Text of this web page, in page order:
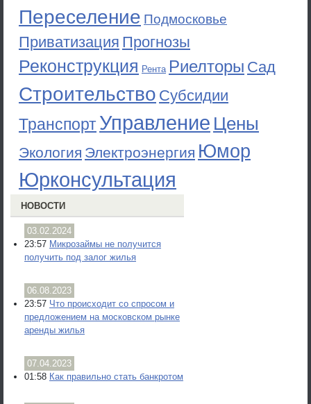
Переселение Подмосковье
Приватизация Прогнозы
Реконструкция Рента Риелторы Сад
Строительство Субсидии
ТранспортУправление Цены
Экология Электроэнергия Юмор
Юрконсультация
НОВОСТИ
03.02.2024
23:57 Микрозаймы не получится
получить под залог жилья
06.08.2023
23:57 Что происходит со спросом и
предложением на московском рынке
аренды жилья
07.04.2023
01:58 Как правильно стать банкротом